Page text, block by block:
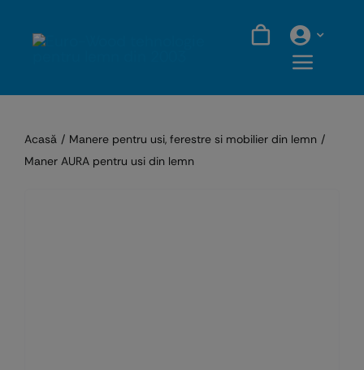
Acasă
Manere pentru usi, ferestre si mobilier din lemn
Maner AURA pentru usi din lemn